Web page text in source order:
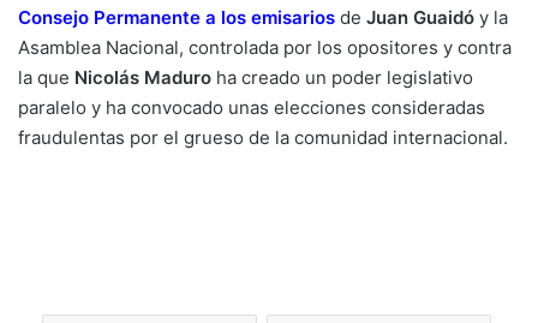
Consejo Permanente a los emisarios de Juan Guaidó y la
Asamblea Nacional, controlada por los opositores y contra
la que Nicolás Maduro ha creado un poder legislativo
paralelo y ha convocado unas elecciones consideradas
fraudulentas por el grueso de la comunidad internacional.